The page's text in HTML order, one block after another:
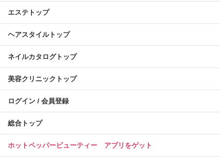
エステトップ
ヘアスタイルトップ
ネイルカタログトップ
美容クリニックトップ
ログイン / 会員登録
総合トップ
ホットペッパービューティー アプリをゲット